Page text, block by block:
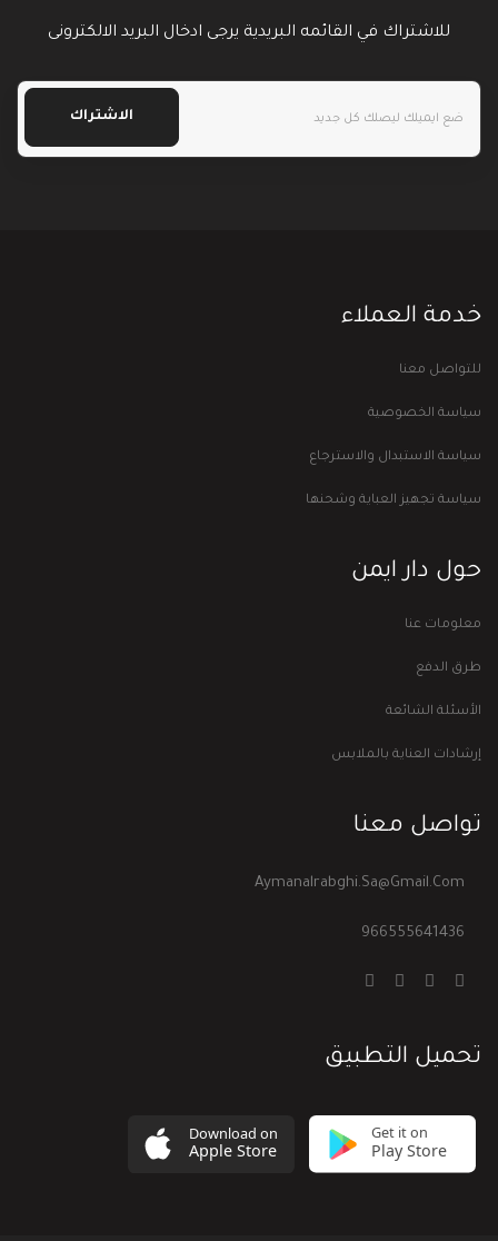
للاشتراك في القائمه البريدية يرجى ادخال البريد الالكترونى
الاشتراك
خدمة العملاء
للتواصل معنا
سياسة الخصوصية
سياسة الاستبدال والاسترجاع
سياسة تجهيز العباية وشحنها
حول دار ايمن
معلومات عنا
طرق الدفع
الأسئلة الشائعة
إرشادات العناية بالملابس
تواصل معنا
Aymanalrabghi.sa@gmail.com
966555641436
تحميل التطبيق